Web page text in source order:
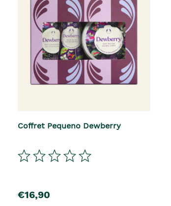
Coffret Pequeno Dewberry
€16,90